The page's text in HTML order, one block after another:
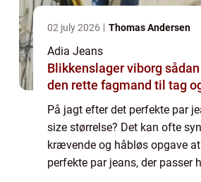
02 july 2026 Thomas Andersen
Adia Jeans
Blikkenslager viborg sådan vælger du
den rette fagmand til tag
På jagt efter det perfekte par
size størrelse? Det kan ofte
krævende og håbløs opgave
perfekte par jeans, der passer